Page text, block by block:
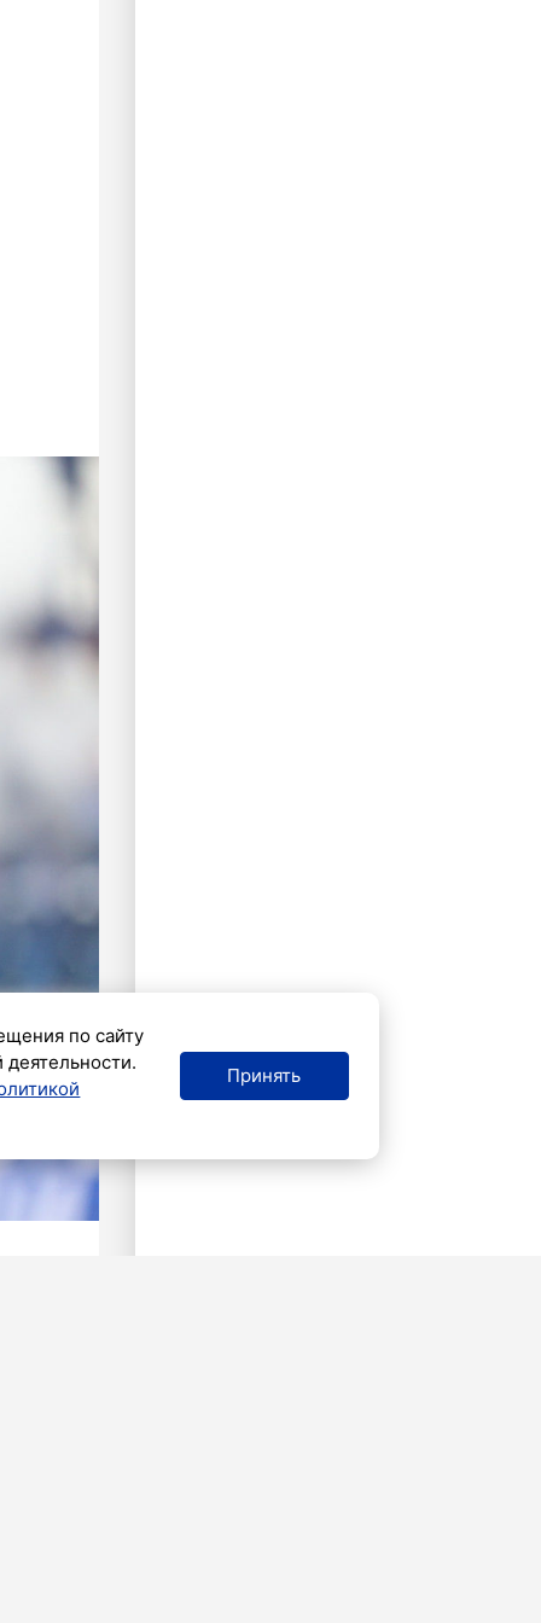
по сайту
Принять